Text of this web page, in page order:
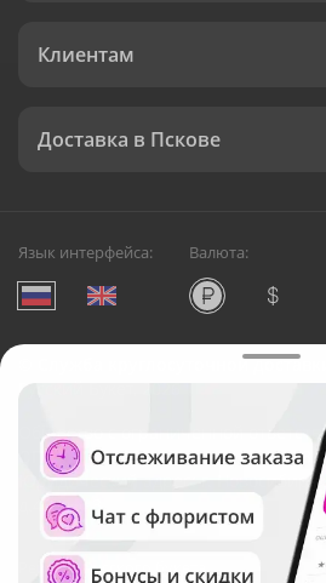
Клиентам
Доставка в Пскове
Язык интерфейса: Валюта:
Служба круглосуточной
Русский Букет, 2026
Общество с ограниченной
ОГРН: 1195476081745, ИНН:
Юридический адрес: г.
д.42, оф. 3
Рейтинг Русского букета